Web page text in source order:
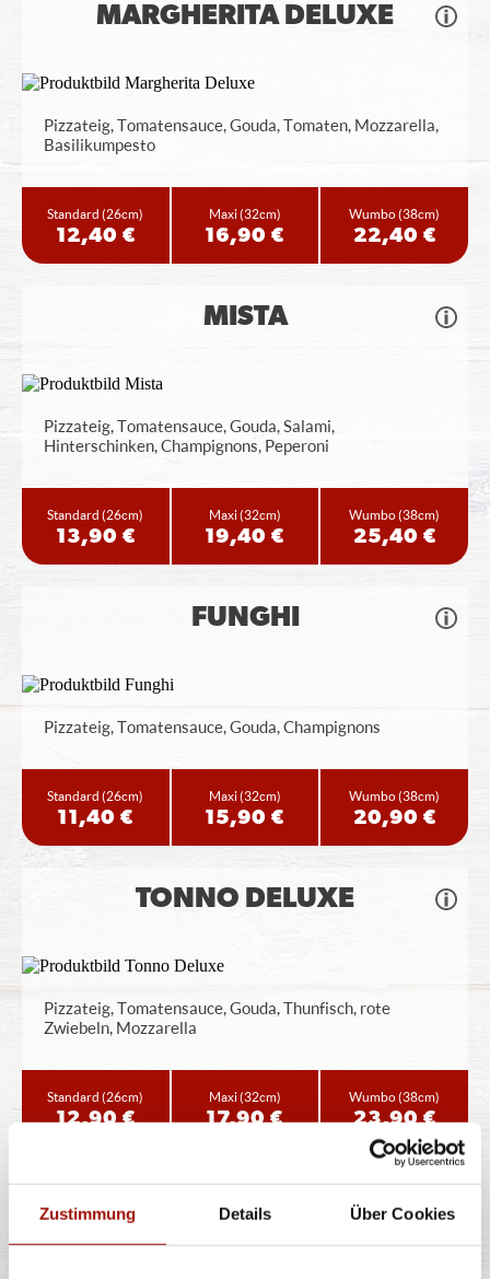
Zustimmung Details Über Cookies
MARGHERITA DELUXE
Pizzateig, Tomatensauce, Gouda, Tomaten, Mozzarella,
Basilikumpesto
Standard(26cm)
12,40 €
Maxi(32cm)
16,90 €
Wumbo(38cm)
22,40 €
MISTA
Pizzateig, Tomatensauce, Gouda, Salami,
Hinterschinken, Champignons, Peperoni
Standard(26cm)
13,90 €
Maxi(32cm)
19,40 €
Wumbo(38cm)
25,40 €
FUNGHI
Pizzateig, Tomatensauce, Gouda, Champignons
Standard(26cm)
11,40 €
Maxi(32cm)
15,90 €
Wumbo(38cm)
20,90 €
TONNO DELUXE
Pizzateig, Tomatensauce, Gouda, Thunfisch, rote
Zwiebeln, Mozzarella
Standard(26cm)
12,90 €
Maxi(32cm)
17,90 €
Wumbo(38cm)
23,90 €